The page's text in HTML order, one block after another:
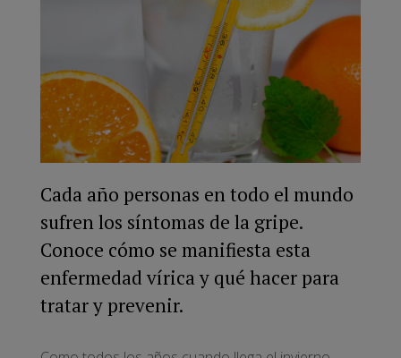
Cada año personas en todo el mundo
sufren los síntomas de la gripe.
Conoce cómo se manifiesta esta
enfermedad vírica y qué hacer para
tratar y prevenir.